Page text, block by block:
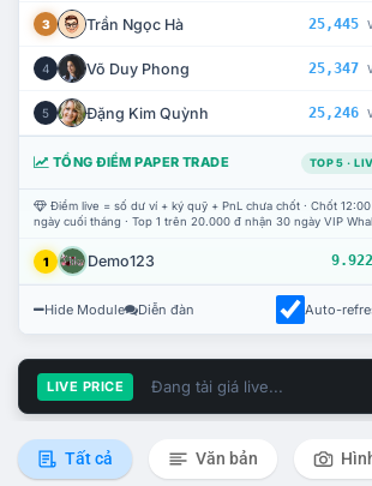
3 Trần Ngọc Hà 25,445
4 Võ Duy Phong 25,347
5 Đặng Kim Quỳnh 25,246
TỔNG ĐIỂM PAPER TRADE TOP 5 ·
Điểm live = số dư ví + ký quỹ + PnL chưa chốt · Chốt 12:00
ngày cuối tháng · Top 1 trên 20.000 đ nhận 30 ngày VIP
1 Demo123 9.922
Hide Module Diễn đàn Auto-
LIVE PRICE Đang tải giá live...
Tất cả Văn bản